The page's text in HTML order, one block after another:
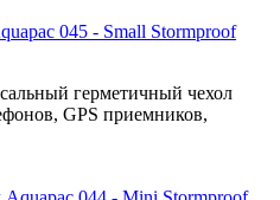
045 - Small Stormproof
герметичный чехол
GPS приемников,